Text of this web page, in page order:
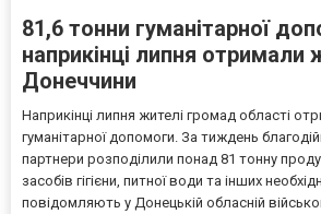
81,6 тонни гуманітарної
наприкінці липня отримали
Донеччини
Наприкінці липня жителі громад області
гуманітарної допомоги. За тиждень
партнери розподілили понад 81 тонну
засобів гігієни, питної води та інших
повідомляють у Донецькій обласній